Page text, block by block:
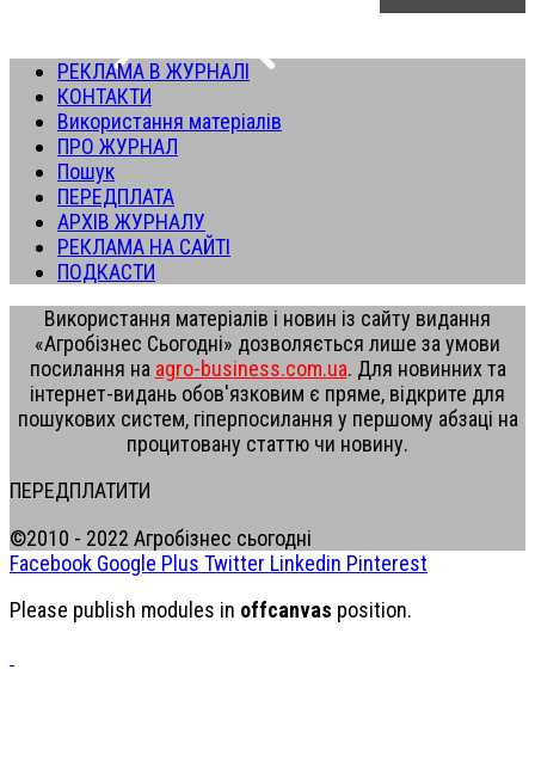
РЕКЛАМА В ЖУРНАЛІ
КОНТАКТИ
Використання матеріалів
ПРО ЖУРНАЛ
Пошук
ПЕРЕДПЛАТА
АРХІВ ЖУРНАЛУ
РЕКЛАМА НА САЙТІ
ПОДКАСТИ
Використання матеріалів і новин із сайту видання
«Агробізнес Сьогодні» дозволяється лише за умови
посилання на agro-business.com.ua. Для новинних та
інтернет-видань обов'язковим є пряме, відкрите для
пошукових систем, гіперпосилання у першому абзаці на
процитовану статтю чи новину.
ПЕРЕДПЛАТИТИ
©2010 - 2022 Агробізнес сьогодні
Facebook Google Plus Twitter Linkedin Pinterest
Please publish modules in offcanvas position.